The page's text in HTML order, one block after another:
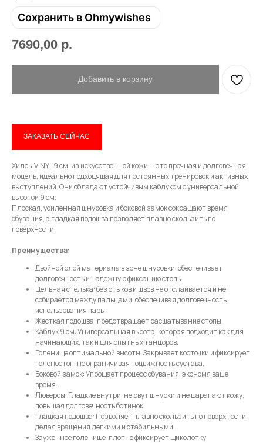
Привет! Дарим тебе -10% на первую
покупку! Подпишись на нашу рассылку
...и узнавай об акциях первой!
Имя
Телефон
Отправить
Сохранить в Ohmywishes
7690,00 р.
Добавить в корзину
ЗАКАЗАТЬ СЕЙЧАС
Хилсы VINYL 9 см. из искусственной кожи — это прочная и долговечная
модель, идеально подходящая для постоянных тренировок и активных
выступлений. Они обладают устойчивым каблуком с универсальной
высотой 9 см.
Плоская, усиленная шнуровка и боковой замок сокращают время
обувания, а гладкая подошва позволяет плавно скользить по
поверхности.
Преимущества:
Двойной слой материала в зоне шнуровки: обеспечивает
долговечность и надежную фиксацию стопы
Цельная стелька: без стыков и швов не отслаивается и не
собирается между пальцами, обеспечивая долговечность
использования пары.
Жесткая подошва: предотвращает расшатывание стопы.
Каблук 9 см: Универсальная высота, которая подходит как для
начинающих, так и для опытных танцоров.
Голенище оптимальной высоты: Закрывает косточки и фиксирует
голеностоп, не ограничивая подвижность сустава.
Боковой замок: Упрощает процесс обувания, экономя ваше
время.
Люверсы: Гладкие внутри, не рвут шнурки и не царапают кожу,
повышая долговечность ботинок
Гладкая подошва: Позволяет плавно скользить по поверхности,
делая вращения легкими и стабильными.
Зауженное голенище: плотно фиксирует щиколотку